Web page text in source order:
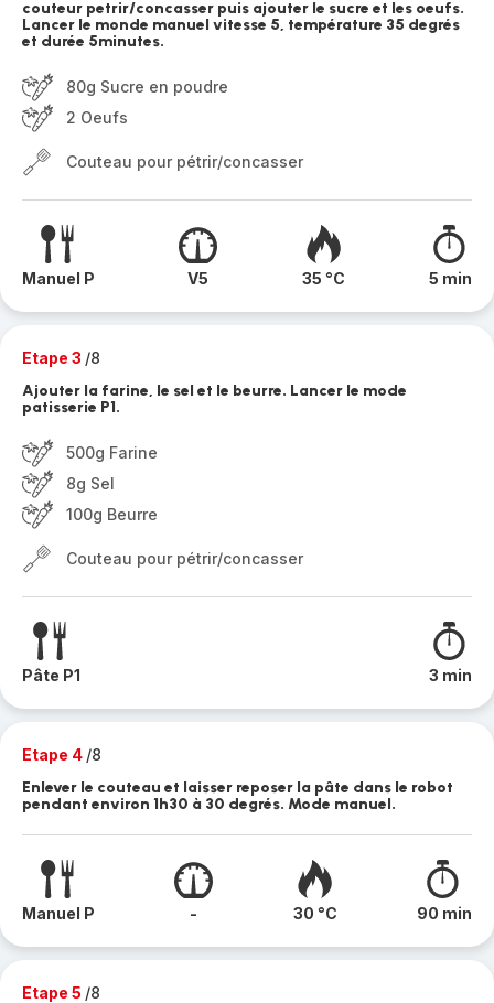
couteur petrir/concasser puis ajouter le sucre et les oeufs.
Lancer le monde manuel vitesse 5, température 35 degrés
et durée 5minutes.
80g Sucre en poudre
2 Oeufs
Couteau pour pétrir/concasser
Manuel P V5 35 °C 5 min
Etape 3 /8
Ajouter la farine, le sel et le beurre. Lancer le mode
patisserie P1.
500g Farine
8g Sel
100g Beurre
Couteau pour pétrir/concasser
Pâte P1 3 min
Etape 4 /8
Enlever le couteau et laisser reposer la pâte dans le robot
pendant environ 1h30 à 30 degrés. Mode manuel.
Manuel P - 30 °C 90 min
Etape 5 /8